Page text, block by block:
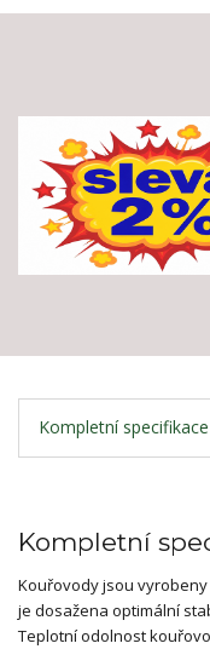
Kompletní specifikace
Kompletní
Kouřovody jsou
je dosažena optimální
Teplotní odolnost